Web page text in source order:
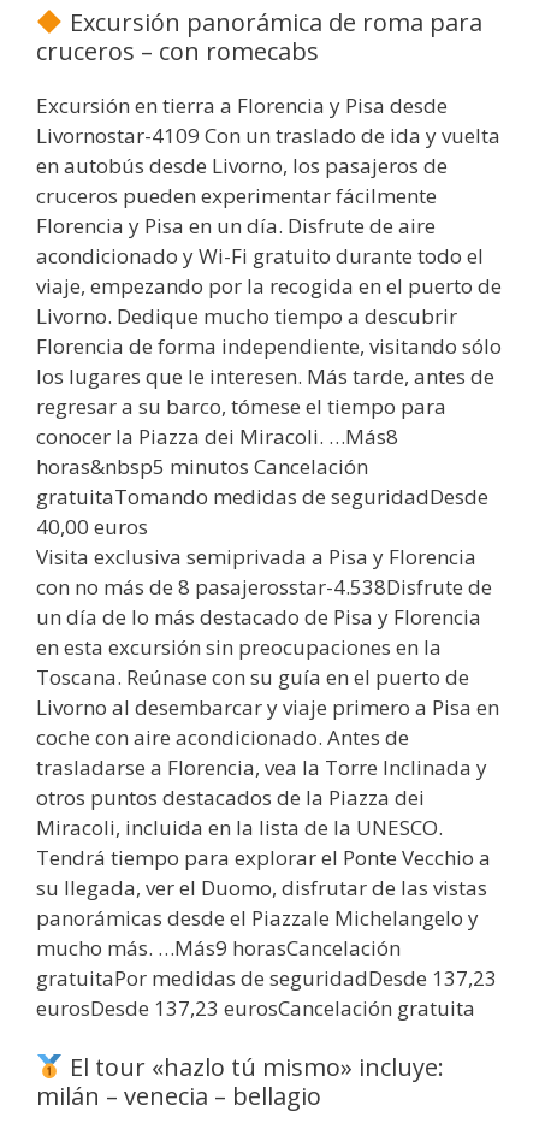
Excursión panorámica de roma para
cruceros – con romecabs
Excursión en tierra a Florencia y Pisa desde
Livornostar-4109 Con un traslado de ida y vuelta
en autobús desde Livorno, los pasajeros de
cruceros pueden experimentar fácilmente
Florencia y Pisa en un día. Disfrute de aire
acondicionado y Wi-Fi gratuito durante todo el
viaje, empezando por la recogida en el puerto de
Livorno. Dedique mucho tiempo a descubrir
Florencia de forma independiente, visitando sólo
los lugares que le interesen. Más tarde, antes de
regresar a su barco, tómese el tiempo para
conocer la Piazza dei Miracoli. …Más8
horas&nbsp5 minutos Cancelación
gratuitaTomando medidas de seguridadDesde
40,00 euros
Visita exclusiva semiprivada a Pisa y Florencia
con no más de 8 pasajerosstar-4.538Disfrute de
un día de lo más destacado de Pisa y Florencia
en esta excursión sin preocupaciones en la
Toscana. Reúnase con su guía en el puerto de
Livorno al desembarcar y viaje primero a Pisa en
coche con aire acondicionado. Antes de
trasladarse a Florencia, vea la Torre Inclinada y
otros puntos destacados de la Piazza dei
Miracoli, incluida en la lista de la UNESCO.
Tendrá tiempo para explorar el Ponte Vecchio a
su llegada, ver el Duomo, disfrutar de las vistas
panorámicas desde el Piazzale Michelangelo y
mucho más. …Más9 horasCancelación
gratuitaPor medidas de seguridadDesde 137,23
eurosDesde 137,23 eurosCancelación gratuita
El tour «hazlo tú mismo» incluye:
milán – venecia – bellagio